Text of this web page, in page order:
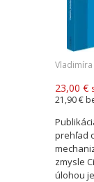
23,00 €
21,90 €
prehľad
zmysle
úlohou